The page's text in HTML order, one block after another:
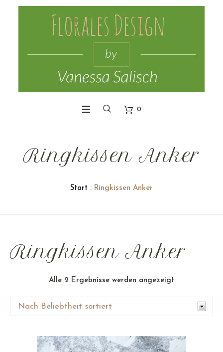
0
Ringkissen Anker
Start : Ringkissen Anker
Ringkissen Anker
Alle 2 Ergebnisse werden angezeigt
sortiert